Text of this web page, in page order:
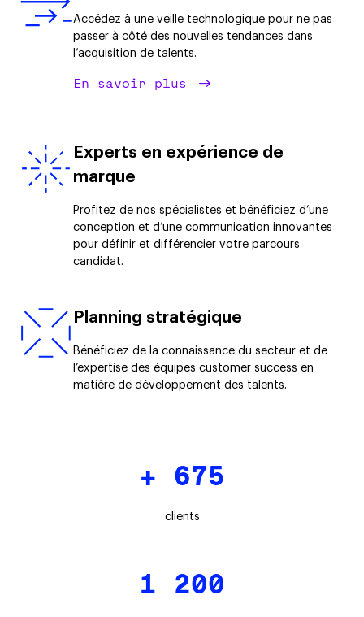
Accédez à une veille technologique pour ne pas
passer à côté des nouvelles tendances dans
l’acquisition de talents.
En savoir plus
Experts en expérience de
marque
Profitez de nos spécialistes et bénéficiez d’une
conception et d’une communication innovantes
pour définir et différencier votre parcours
candidat.
Planning stratégique
Bénéficiez de la connaissance du secteur et de
l’expertise des équipes customer success en
matière de développement des talents.
+ 675
clients
1 200